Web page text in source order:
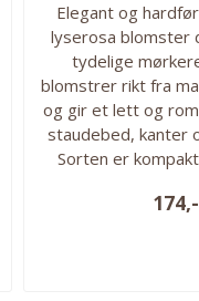
Elegant og
lyserosa blomster
tydelige
blomstrer rikt fra
og gir et lett og
staudebed, kanter
Sorten er
svært lettstelt, med
bladverk som174,-